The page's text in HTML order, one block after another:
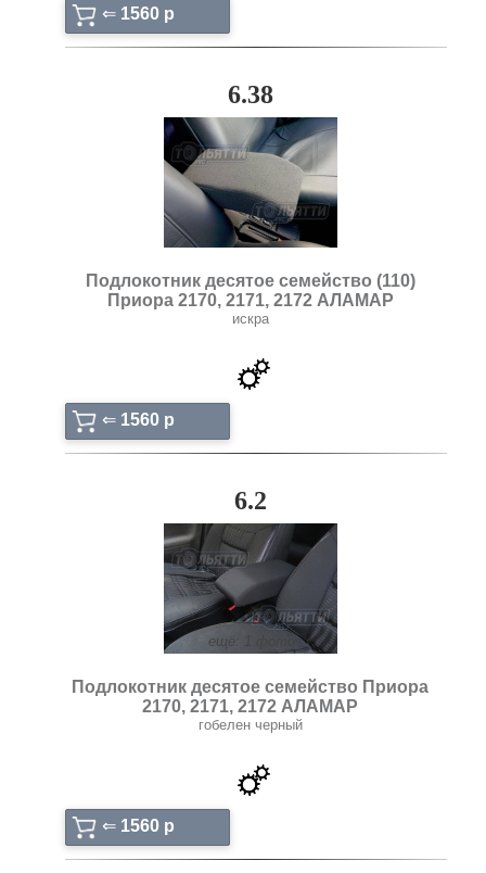
⇐ 1560 p
6.38
Подлокотник десятое семейство (110)
Приора 2170, 2171, 2172 АЛАМАР
искра
⇐ 1560 p
6.2
ещё: 1 фото
Подлокотник десятое семейство Приора
2170, 2171, 2172 АЛАМАР
гобелен черный
⇐ 1560 p